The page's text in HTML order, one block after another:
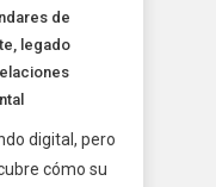
de
legado
digital, pero
cómo su